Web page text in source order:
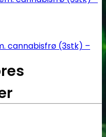
cannabisfrø (3stk) –